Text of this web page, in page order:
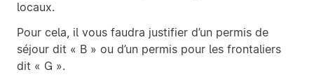
locaux.
Pour cela, il vous faudra justifier d’un permis de
séjour dit « B » ou d’un permis pour les frontaliers
dit « G ».